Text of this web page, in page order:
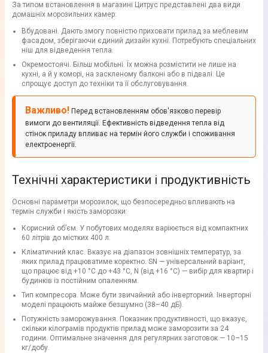
За типом встановлення в магазині Цитрус представлені два види
домашніх морозильних камер:
Вбудовані. Дають змогу повністю приховати прилад за меблевим
фасадом, зберігаючи єдиний дизайн кухні. Потребують спеціальних
ніш для відведення тепла.
Окремостоячі. Більш мобільні. Їх можна розмістити не лише на
кухні, а й у коморі, на заскленому балконі або в підвалі. Це
спрощує доступ до техніки та її обслуговування.
Важливо! Перед встановленням обов'язково перевір
вимоги до вентиляції. Ефективність відведення тепла від
стінок приладу впливає на термін його служби і споживання
електроенергії.
Технічні характеристики і продуктивність
Основні параметри морозилок, що безпосередньо впливають на
термін служби і якість заморозки:
Корисний об’єм. У побутових моделях варіюється від компактних
60 літрів до містких 400 л.
Кліматичний клас. Вказує на діапазон зовнішніх температур, за
яких прилад працюватиме коректно. SN — універсальний варіант,
що працює від +10 °C до +43 °C, N (від +16 °C) — вибір для квартир і
будинків із постійним опаленням.
Тип компресора. Може бути звичайний або інверторний. Інверторні
моделі працюють майже безшумно (38–40 дБ).
Потужність заморожування. Показник продуктивності, що вказує,
скільки кілограмів продуктів прилад може заморозити за 24
години. Оптимальне значення для регулярних заготовок — 10–15
кг/добу.